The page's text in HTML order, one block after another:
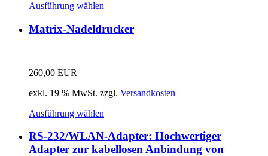
Ausführung wählen
Matrix-Nadeldrucker
260,00 EUR
exkl. 19 % MwSt. zzgl. Versandkosten
Ausführung wählen
RS-232/WLAN-Adapter: Hochwertiger
Adapter zur kabellosen Anbindung von